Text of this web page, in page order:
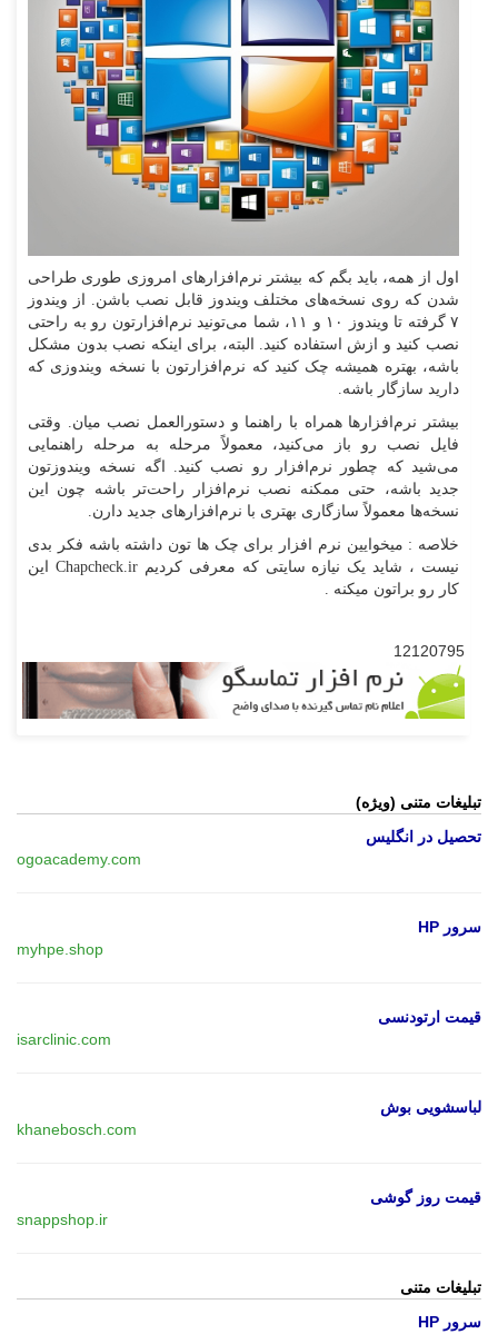
اول از همه، باید بگم که بیشتر نرم‌افزارهای امروزی طوری طراحی
شدن که روی نسخه‌های مختلف ویندوز قابل نصب باشن. از ویندوز
۷ گرفته تا ویندوز ۱۰ و ۱۱، شما می‌تونید نرم‌افزارتون رو به راحتی
نصب کنید و ازش استفاده کنید. البته، برای اینکه نصب بدون مشکل
باشه، بهتره همیشه چک کنید که نرم‌افزارتون با نسخه ویندوزی که
دارید سازگار باشه.
بیشتر نرم‌افزارها همراه با راهنما و دستورالعمل نصب میان. وقتی
فایل نصب رو باز می‌کنید، معمولاً مرحله به مرحله راهنمایی
می‌شید که چطور نرم‌افزار رو نصب کنید. اگه نسخه ویندوزتون
جدید باشه، حتی ممکنه نصب نرم‌افزار راحت‌تر باشه چون این
نسخه‌ها معمولاً سازگاری بهتری با نرم‌افزارهای جدید دارن.
خلاصه : میخوایین نرم افزار برای چک ها تون داشته باشه فکر بدی
نیست ، شاید یک نیازه سایتی که معرفی کردیم Chapcheck.ir این
کار رو براتون میکنه .
12120795
تبلیغات متنی (ویژه)
تحصیل در انگلیس
ogoacademy.com
سرور HP
myhpe.shop
قیمت ارتودنسی
isarclinic.com
لباسشویی بوش
khanebosch.com
قیمت روز گوشی
snappshop.ir
تبلیغات متنی
سرور HP